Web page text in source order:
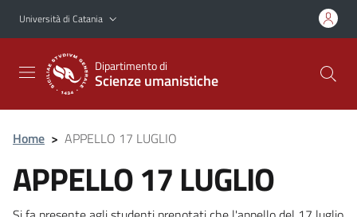
Vai al contenuto principale
Vai al menu di navigazione
Università di Catania
Dipartimento di
Scienze umanistiche
Home > APPELLO 17 LUGLIO
APPELLO 17 LUGLIO